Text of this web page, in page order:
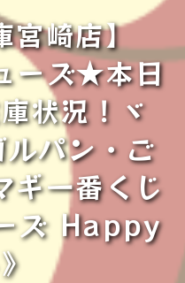
宮崎店】
ズ★本日
状況！ヾ
パン・ご
ギ一番くじ
ズ Happy